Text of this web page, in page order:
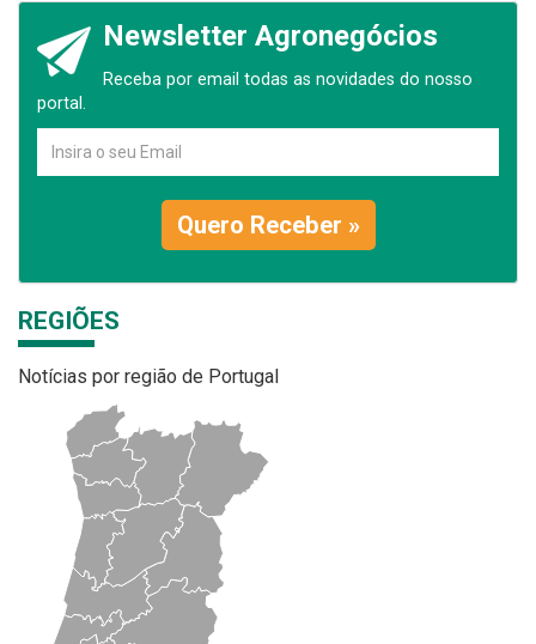
Newsletter Agronegócios
Receba por email todas as novidades do nosso
portal.
Quero Receber »
REGIÕES
Notícias por região de Portugal